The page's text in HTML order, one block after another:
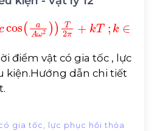
T 2π +k T ; Z
điểm vật có gia tốc , lực
kiện.Hướng dẫn chi tiết
gia tốc, lực phục hồi thỏa